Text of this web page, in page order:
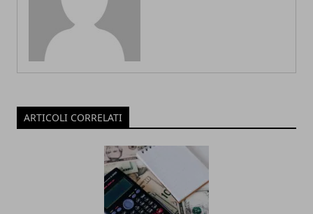
ARTICOLI CORRELATI